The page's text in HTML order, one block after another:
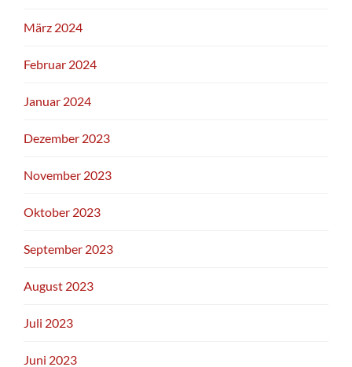
März 2024
Februar 2024
Januar 2024
Dezember 2023
November 2023
Oktober 2023
September 2023
August 2023
Juli 2023
Juni 2023